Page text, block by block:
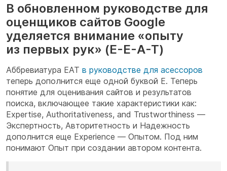
В обновленном руководстве для
оценщиков сайтов Google
уделяется внимание «опыту
из первых рук» (E-E-A-T)
Аббревиатура EAT в руководстве для асессоров
теперь дополнится еще одной буквой E. Теперь
понятие для оценивания сайтов и результатов
поиска, включающее такие характеристики как:
Expertise, Authoritativeness, and Trustworthiness —
Экспертность, Авторитетность и Надежность
дополнится еще Experience — Опытом. Под ним
понимают Опыт при создании автором контента.